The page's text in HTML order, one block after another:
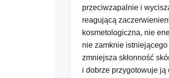
przeciwzapalnie i
reagującą
kosmetologiczna, nie
nie zamknie
zmniejsza skłonność
i dobrze przygotowuje ją